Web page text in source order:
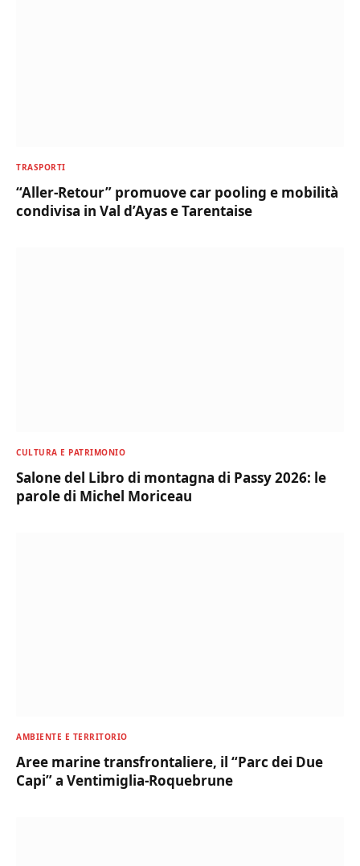
TRASPORTI
“Aller-Retour” promuove car pooling e mobilità
condivisa in Val d’Ayas e Tarentaise
CULTURA E PATRIMONIO
Salone del Libro di montagna di Passy 2026: le
parole di Michel Moriceau
AMBIENTE E TERRITORIO
Aree marine transfrontaliere, il “Parc dei Due
Capi” a Ventimiglia-Roquebrune